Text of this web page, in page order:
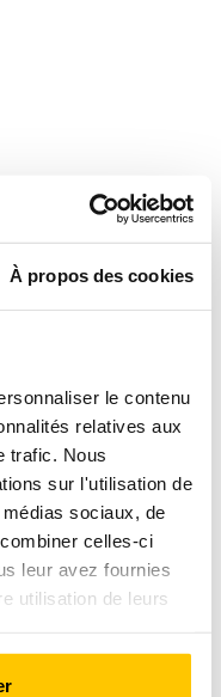
À propos des cookies
le contenu
relatives aux
trafic. Nous
sur l'utilisation de
sociaux, de
celles-ci
leur avez fournies
utilisation de leurs